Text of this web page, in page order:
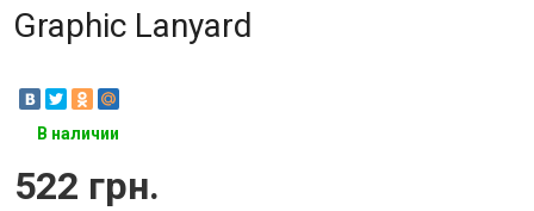
Graphic Lanyard
В наличии
522 грн.